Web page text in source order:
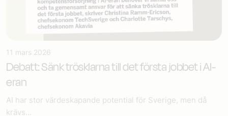
11 mars 2026
Debatt: Sänk trösklarna till det första jobbet i AI-
eran
AI har stor värdeskapande potential för Sverige, men då
krävs...